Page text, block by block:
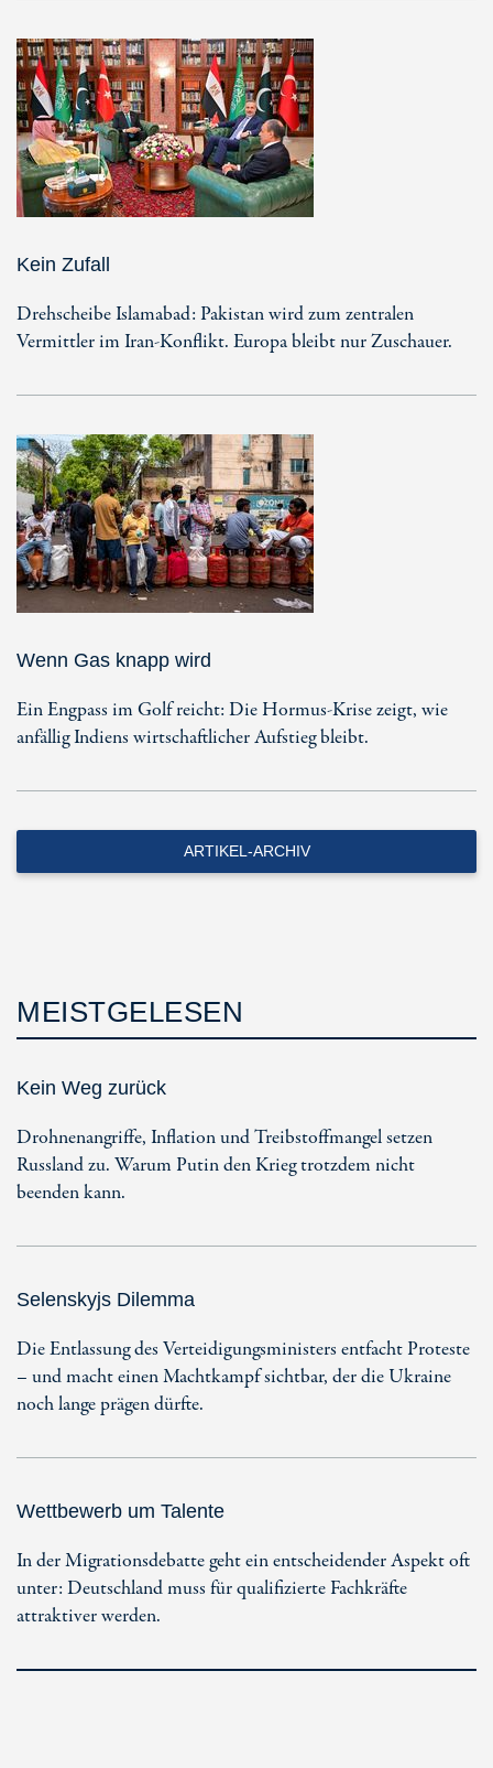
Kein Zufall
Drehscheibe Islamabad: Pakistan wird zum zentralen
Vermittler im Iran-Konflikt. Europa bleibt nur Zuschauer.
Wenn Gas knapp wird
Ein Engpass im Golf reicht: Die Hormus-Krise zeigt, wie
anfällig Indiens wirtschaftlicher Aufstieg bleibt.
ARTIKEL-ARCHIV
MEISTGELESEN
Kein Weg zurück
Drohnenangriffe, Inflation und Treibstoffmangel setzen
Russland zu. Warum Putin den Krieg trotzdem nicht
beenden kann.
Selenskyjs Dilemma
Die Entlassung des Verteidigungsministers entfacht Proteste
– und macht einen Machtkampf sichtbar, der die Ukraine
noch lange prägen dürfte.
Wettbewerb um Talente
In der Migrationsdebatte geht ein entscheidender Aspekt oft
unter: Deutschland muss für qualifizierte Fachkräfte
attraktiver werden.